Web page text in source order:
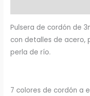
Pulsera de cordón de
con detalles de acero,
perla de río.
7 colores de cordón a